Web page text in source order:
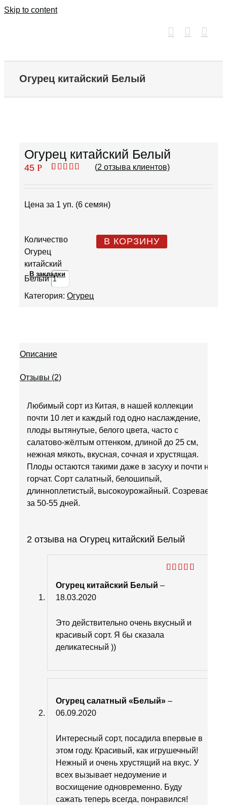
Skip to content
Огурец китайский Белый
Огурец китайский Белый
45 Р
опроса
пользователя
(2 отзыва клиентов)
Цена за 1 уп. (6 семян)
Количество
Огурец
китайский
Белый
В КОРЗИНУ
В закладки
Категория: Огурец
Описание
Отзывы (2)
Любимый сорт из Китая, в нашей коллекции
почти 10 лет и каждый год одно наслаждение,
плоды вытянутые, белого цвета, часто с
салатово-жёлтым оттенком, длиной до 25 см,
нежная мякоть, вкусная, сочная и хрустящая.
Плоды остаются такими даже в засуху и почти не
горчат. Сорт салатный, белошипый,
длинноплетистый, высокоурожайный. Созревает
за 50-55 дней.
2 отзыва на Огурец китайский Белый
Огурец китайский Белый–
18.03.2020
Это действительно очень вкусный и
красивый сорт. Я бы сказала
деликатесный ))
Огурец салатный «Белый»–
06.09.2020
Интересный сорт, посадила впервые в
этом году. Красивый, как игрушечный!
Нежный и очень хрустящий на вкус. У
всех вызывает недоумение и
восхищение одновременно. Буду
сажать теперь всегда, понравился!